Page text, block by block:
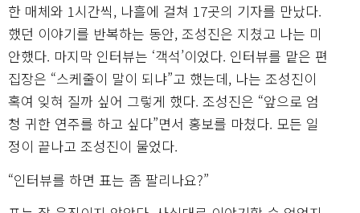
한 매체와 1시간씩, 나흘에 걸쳐 17곳의 기자를 만났다.
했던 이야기를 반복하는 동안, 조성진은 지쳤고 나는 미
안했다. 마지막 인터뷰는 ‘객석’이었다. 인터뷰를 맡은 편
집장은 “스케줄이 말이 되냐”고 했는데, 나는 조성진이
혹여 잊혀 질까 싶어 그렇게 했다. 조성진은 “앞으로 엄
청 귀한 연주를 하고 싶다”면서 홍보를 마쳤다. 모든 일
정이 끝나고 조성진이 물었다.
“인터뷰를 하면 표는 좀 팔리나요?”